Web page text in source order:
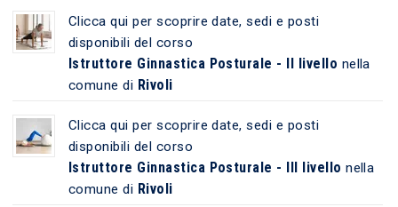
Clicca qui per scoprire date, sedi e posti
disponibili del corso
Istruttore Ginnastica Posturale - II livello nella
comune di Rivoli
Clicca qui per scoprire date, sedi e posti
disponibili del corso
Istruttore Ginnastica Posturale - III livello nella
comune di Rivoli